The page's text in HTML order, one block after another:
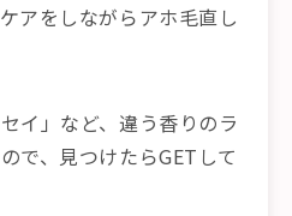
アをしながらアホ毛直し
イ」など、違う香りのラ
で、見つけたらGETして